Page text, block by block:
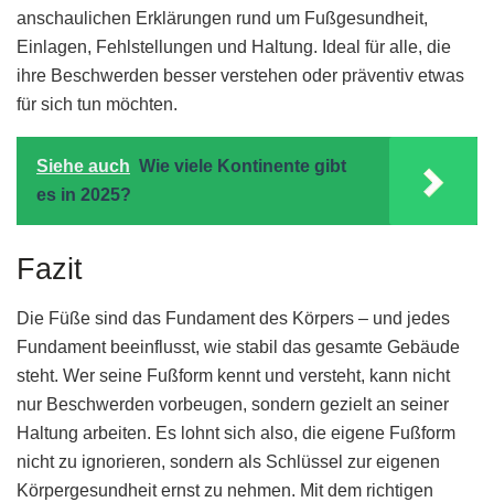
anschaulichen Erklärungen rund um Fußgesundheit,
Einlagen, Fehlstellungen und Haltung. Ideal für alle, die
ihre Beschwerden besser verstehen oder präventiv etwas
für sich tun möchten.
Siehe auch Wie viele Kontinente gibt
es in 2025?
Fazit
Die Füße sind das Fundament des Körpers – und jedes
Fundament beeinflusst, wie stabil das gesamte Gebäude
steht. Wer seine Fußform kennt und versteht, kann nicht
nur Beschwerden vorbeugen, sondern gezielt an seiner
Haltung arbeiten. Es lohnt sich also, die eigene Fußform
nicht zu ignorieren, sondern als Schlüssel zur eigenen
Körpergesundheit ernst zu nehmen. Mit dem richtigen